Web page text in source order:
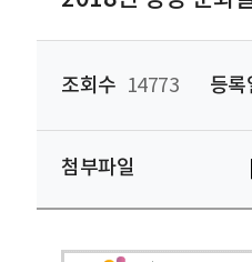
조회수 14773 등록
첨부파일